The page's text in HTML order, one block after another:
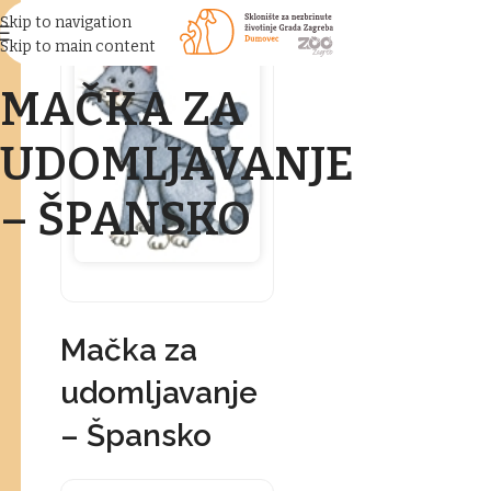
Skip to navigation
Skip to main content
MAČKA ZA
UDOMLJAVANJE
– ŠPANSKO
Mačka za
udomljavanje
– Špansko